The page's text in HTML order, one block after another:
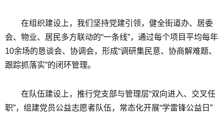
在组织建设上，我们坚持党建引领，健全街道办、居委
会、物业、居民多方联动的“一条线”，通过每个项目平均每年
10余场的恳谈会、协调会，形成“调研集民意、协商解难题、
跟踪抓落实”的闭环管理。
在队伍建设上，推行党支部与管理层“双向进入、交叉任
职”，组建党员公益志愿者队伍，常态化开展“学雷锋公益日”